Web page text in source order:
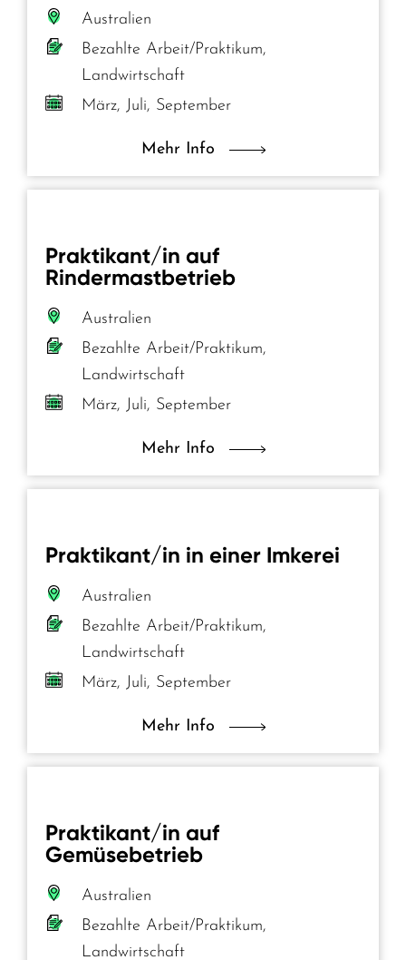
Australien
Bezahlte Arbeit/Praktikum,
Landwirtschaft
März, Juli, September
Mehr Info
Praktikant/in auf
Rindermastbetrieb
Australien
Bezahlte Arbeit/Praktikum,
Landwirtschaft
März, Juli, September
Mehr Info
Praktikant/in in einer Imkerei
Australien
Bezahlte Arbeit/Praktikum,
Landwirtschaft
März, Juli, September
Mehr Info
Praktikant/in auf
Gemüsebetrieb
Australien
Bezahlte Arbeit/Praktikum,
Landwirtschaft